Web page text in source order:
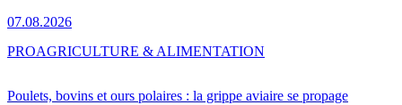
07.08.2026
Poulets, bovins et ours polaires : la grippe aviaire se propage
PROAGRICULTURE & ALIMENTATION